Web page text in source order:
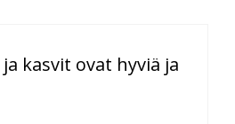
kasvit ovat hyviä ja